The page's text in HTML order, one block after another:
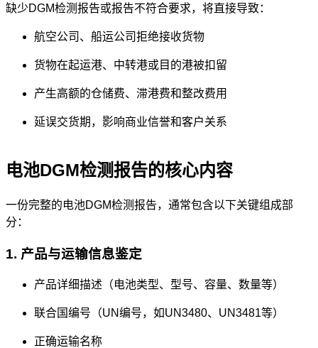
缺少DGM检测报告或报告不符合要求，将直接导致：
航空公司、船运公司拒绝接收货物
货物在起运港、中转港或目的港被扣留
产生高额的仓储费、滞港费和整改费用
延误交货期，影响商业信誉和客户关系
电池DGM检测报告的核心内容
一份完整的电池DGM检测报告，通常包含以下关键组成部
分：
1. 产品与运输信息鉴定
产品详细描述（电池类型、型号、容量、数量等）
联合国编号（UN编号，如UN3480、UN3481等）
正确运输名称